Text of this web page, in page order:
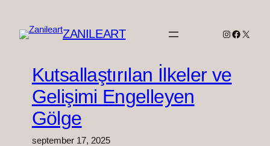
indhold
ZANILEART Instagram
X
Kutsallaştırılan İlkeler ve
Gelişimi Engelleyen
Gölge
september 17, 2025